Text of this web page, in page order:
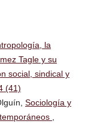
la
Tagle y su
social, sindical y
(41)
Sociología y